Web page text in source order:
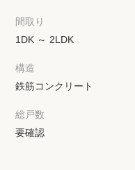
間取り
1DK ～ 2LDK
構造
鉄筋コンクリート
総戸数
要確認